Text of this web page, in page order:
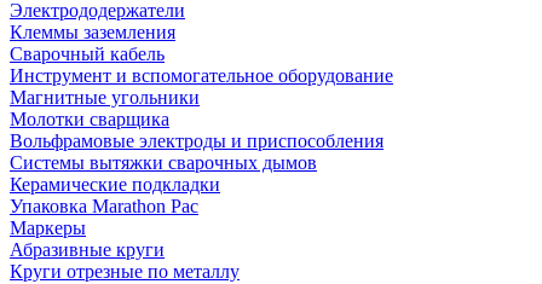
Электрододержатели
Клеммы заземления
Сварочный кабель
Инструмент и вспомогательное оборудование
Магнитные угольники
Молотки сварщика
Вольфрамовые электроды и приспособления
Системы вытяжки сварочных дымов
Керамические подкладки
Упаковка Marathon Pac
Маркеры
Абразивные круги
Круги отрезные по металлу